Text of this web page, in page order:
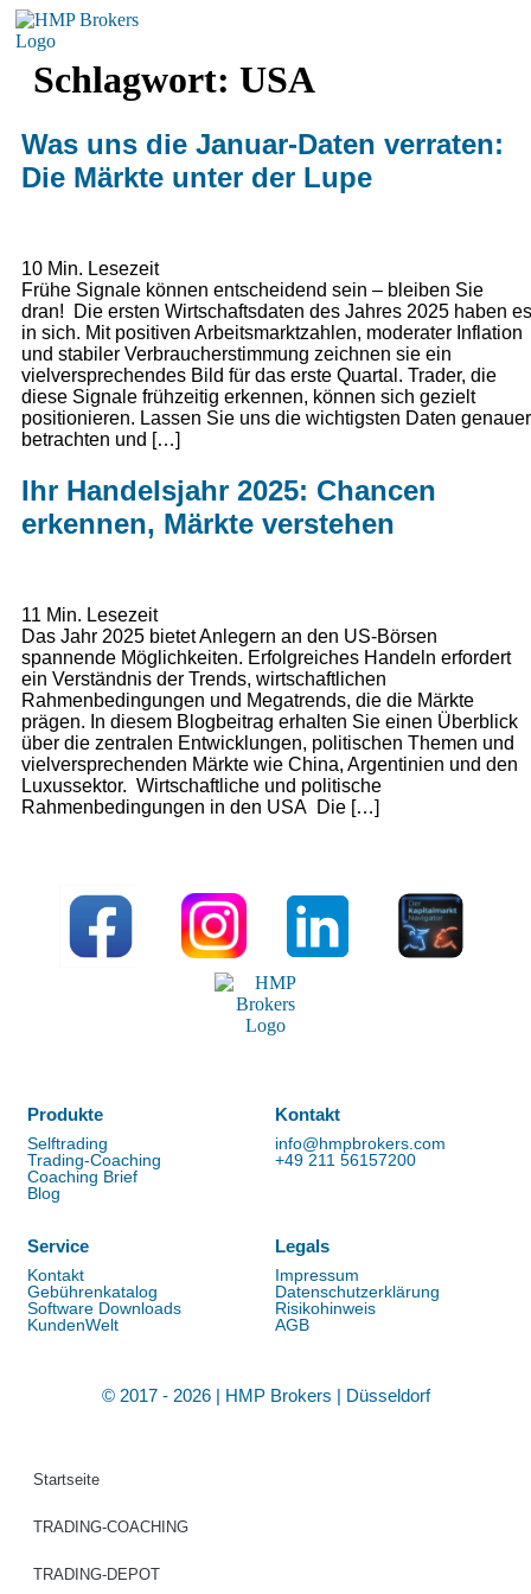
Schlagwort: USA
Was uns die Januar-Daten verraten:
Die Märkte unter der Lupe
10 Min. Lesezeit
Frühe Signale können entscheidend sein – bleiben Sie
dran! Die ersten Wirtschaftsdaten des Jahres 2025 haben es
in sich. Mit positiven Arbeitsmarktzahlen, moderater Inflation
und stabiler Verbraucherstimmung zeichnen sie ein
vielversprechendes Bild für das erste Quartal. Trader, die
diese Signale frühzeitig erkennen, können sich gezielt
positionieren. Lassen Sie uns die wichtigsten Daten genauer
betrachten und […]
Ihr Handelsjahr 2025: Chancen
erkennen, Märkte verstehen
11 Min. Lesezeit
Das Jahr 2025 bietet Anlegern an den US-Börsen
spannende Möglichkeiten. Erfolgreiches Handeln erfordert
ein Verständnis der Trends, wirtschaftlichen
Rahmenbedingungen und Megatrends, die die Märkte
prägen. In diesem Blogbeitrag erhalten Sie einen Überblick
über die zentralen Entwicklungen, politischen Themen und
vielversprechenden Märkte wie China, Argentinien und den
Luxussektor. Wirtschaftliche und politische
Rahmenbedingungen in den USA Die […]
Produkte
Selftrading
Trading-Coaching
Coaching Brief
Blog
Service
Kontakt
Gebührenkatalog
Software Downloads
KundenWelt
Legals
Impressum
Datenschutzerklärung
Risikohinweis
AGB
Kontakt
info@hmpbrokers.com
+49 211 56157200
© 2017 - 2026 | HMP Brokers | Düsseldorf
Startseite
TRADING-COACHING
TRADING-DEPOT